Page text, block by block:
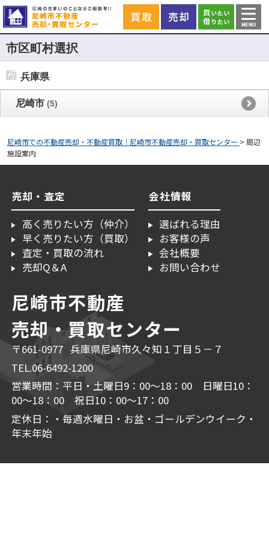
市区町村選択
兵庫県
尼崎市 (5)
尼崎市での不動産売却・不動産買取｜尼崎市不動産売却・買取センター > 周辺
施設案内
売却・査定
高く売りたい方（仲介）
早く売りたい方（買取）
査定・買取の流れ
売却Q＆A
会社情報
選ばれる理由
お客様の声
会社概要
お問い合わせ
尼崎市不動産
売却・買取センター
〒661-0977 兵庫県尼崎市久々知１丁目５－７
TEL.06-6492-1200
営業時間：平日・土曜日9：00～18：00 日曜日10：
00～18：00 祝日10：00～17：00
定休日：・毎週水曜日・お盆・ゴールデンウイーク・
年末年始